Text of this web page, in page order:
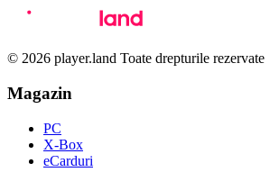
© 2026 player.land Toate drepturile rezervate
Magazin
PC
X-Box
eCarduri